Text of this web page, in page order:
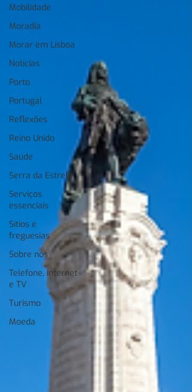
Mobilidade
Moradia
Morar em Lisboa
Notícias
Porto
Portugal
Reflexões
Reino Unido
Saúde
Serra da Estrela
Serviços
essenciais
Sítios e
freguesias
Sobre nós
Telefone, Internet
e TV
Turismo
Moeda